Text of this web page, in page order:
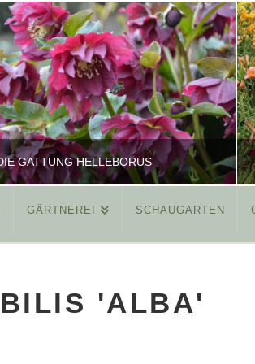
GATTUNG HELLEBORUS
REINHARD
MÄRZ 26, 2015
GÄRTNEREI SCHAUGARTEN
'ALBA'